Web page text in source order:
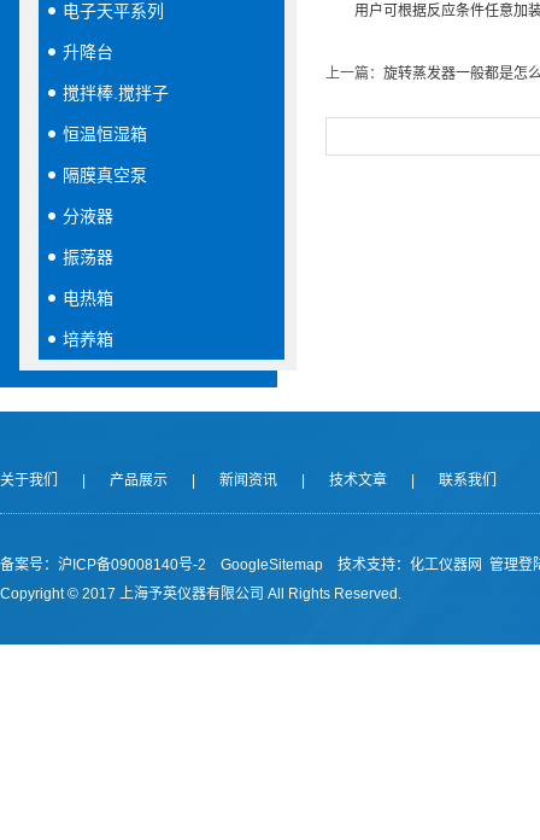
电子天平系列
升降台
搅拌棒.搅拌子
恒温恒湿箱
隔膜真空泵
分液器
振荡器
电热箱
培养箱
用户可根据反应条件任意加装
上一篇： 旋转蒸发器一般都是怎
关于我们 产品展示 新闻资讯 技术文章 联系我们
备案号：沪ICP备09008140号-2 GoogleSitemap 技术支持： 化工仪器网 管理登
Copyright © 2017 上海予英仪器有限公司 All Rights Reserved.